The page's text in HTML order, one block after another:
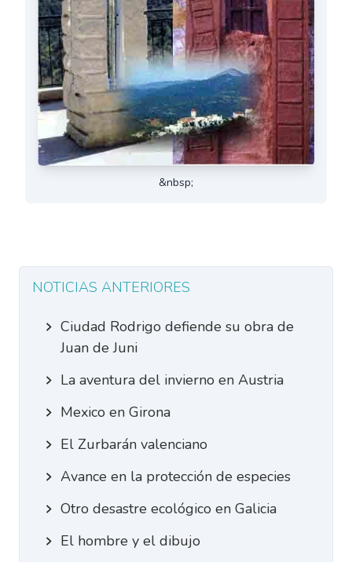
&nbsp;
NOTICIAS ANTERIORES
Ciudad Rodrigo defiende su obra de
Juan de Juni
La aventura del invierno en Austria
Mexico en Girona
El Zurbarán valenciano
Avance en la protección de especies
Otro desastre ecológico en Galicia
El hombre y el dibujo